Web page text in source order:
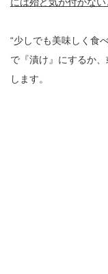
“少しでも美味しく食
で『漬け』にするか
します。